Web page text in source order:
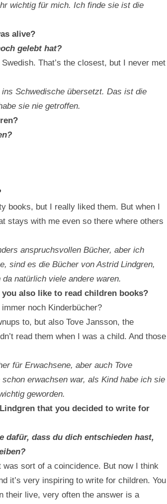
wichtig für mich. Ich finde sie ist die
alive?
gelebt hat?
That’s the closest, but I never met
Schwedische übersetzt. Das ist die
sie nie getroffen.
books, but I really liked them. But when I
stays with me even so there where others
anspruchsvollen Bücher, aber ich
sind es die Bücher von Astrid Lindgren,
natürlich viele andere waren.
also like to read children books?
noch Kinderbücher?
to, but also Tove Jansson, the
read them when I was a child. And those
für Erwachsene, aber auch Tove
erwachsen war, als Kind habe ich sie
geworden.
that you decided to write for
dafür, dass du dich entschieden hast,
sort of a coincidence. But now I think
it’s very inspiring to write for children. You
their live, very often the answer is a